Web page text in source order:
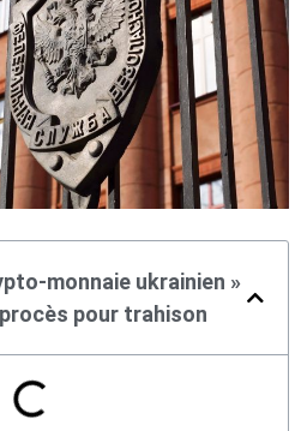
monnaie ukrainien »
pour trahison